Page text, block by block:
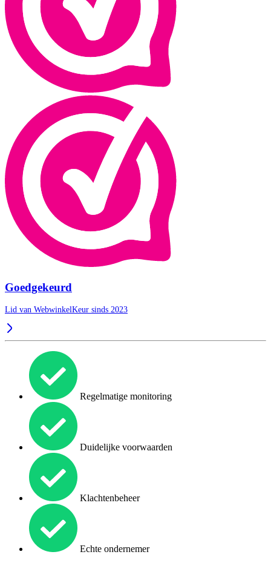
Goedgekeurd
Lid van WebwinkelKeur sinds 2023
Regelmatige monitoring
Duidelijke voorwaarden
Klachtenbeheer
Echte ondernemer